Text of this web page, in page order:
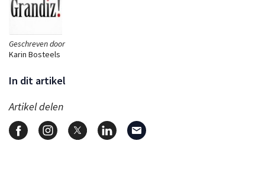
Geschreven door
Karin Bosteels
In dit artikel
Artikel delen